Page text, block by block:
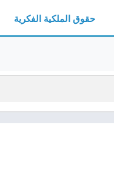
حقوق الملكية الفكرية